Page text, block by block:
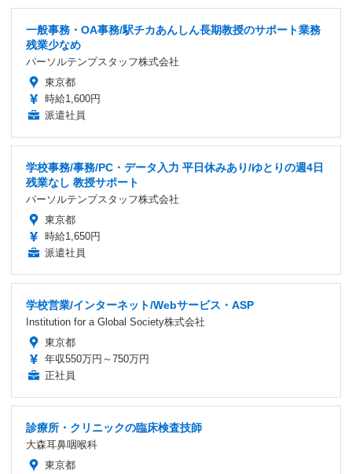
一般事務・OA事務/駅チカあんしん長期教授のサポート業務
残業少なめ
パーソルテンプスタッフ株式会社
東京都
時給1,600円
派遣社員
学校事務/事務/PC・データ入力 平日休みあり/ゆとりの週4日
残業なし 教授サポート
パーソルテンプスタッフ株式会社
東京都
時給1,650円
派遣社員
学校営業/インターネット/Webサービス・ASP
Institution for a Global Society株式会社
東京都
年収550万円～750万円
正社員
診療所・クリニックの臨床検査技師
大森耳鼻咽喉科
東京都